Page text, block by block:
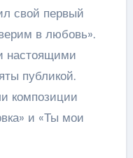
свой первый
в любовь».
настоящими
публикой.
композиции
и «Ты мои